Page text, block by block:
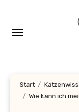
springen
Start
Wie kann ich